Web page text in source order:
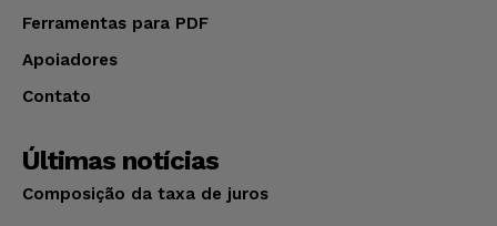
Ferramentas para PDF
Apoiadores
Contato
Últimas notícias
Composição da taxa de juros